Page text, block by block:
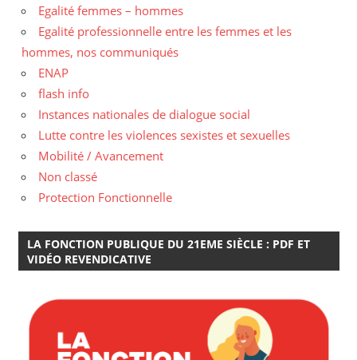
Egalité femmes – hommes
Egalité professionnelle entre les femmes et les
hommes, nos communiqués
ENAP
flash info
Instances nationales de dialogue social
Lutte contre les violences sexistes et sexuelles
Mobilité / Avancement
Non classé
Protection Fonctionnelle
LA FONCTION PUBLIQUE DU 21EME SIÈCLE : PDF ET
VIDÉO REVENDICATIVE